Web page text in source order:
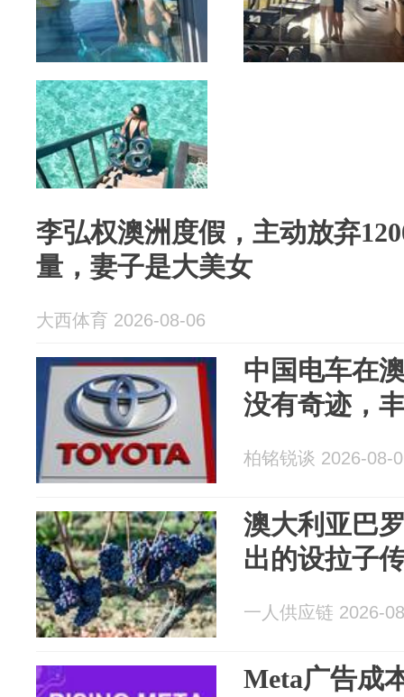
李弘权澳洲度假，主动放弃
量，妻子是大美女
大西体育 2026-08-06
中国电车在
没有奇迹，
柏铭锐谈 2026-08-
澳大利亚巴
出的设拉子
一人供应链 2026-
Meta广告成